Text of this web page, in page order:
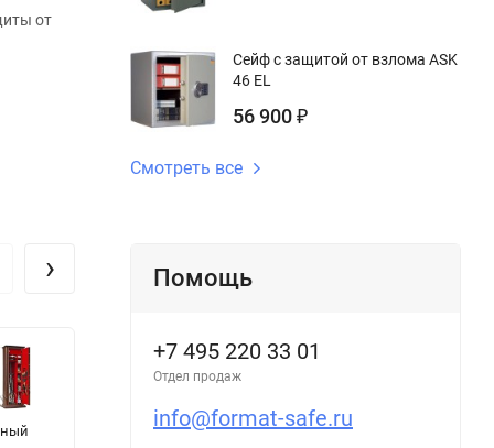
от
Шкаф SL 185
Оружейный
›
Сейф с защитой от взлома ASK
46 EL
56 900 ₽
Смотреть все
Помощь
+7 495 220 33 01
Отдел продаж
info@format-safe.ru